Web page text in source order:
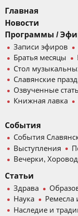
Главная
Новости
Программы /
Записи эфиров
Братья месяцы
Стол
Славянские
Озвученные
Книжная лавка
События
События
Выступления
Вечерки,
Статьи
Здрава
Наука
Ремесла
Наследие и